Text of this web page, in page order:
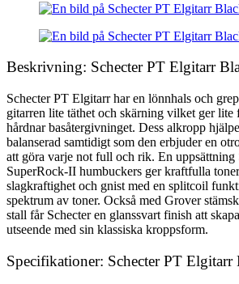
Beskrivning: Schecter PT Elgitarr
Schecter PT Elgitarr har en lönnhals och
gitarren lite täthet och skärning vilket ger lite
hårdnar basåtergivninget. Dess alkropp
balanserad samtidigt som den erbjuder en
att göra varje not full och rik. En uppsättning
SuperRock-II humbuckers ger kraftfulla
slagkraftighet och gnist med en splitcoil
spektrum av toner. Också med Grover
stall får Schecter en glanssvart finish att
utseende med sin klassiska kroppsform.
Specifikationer: Schecter PT Elgitarr